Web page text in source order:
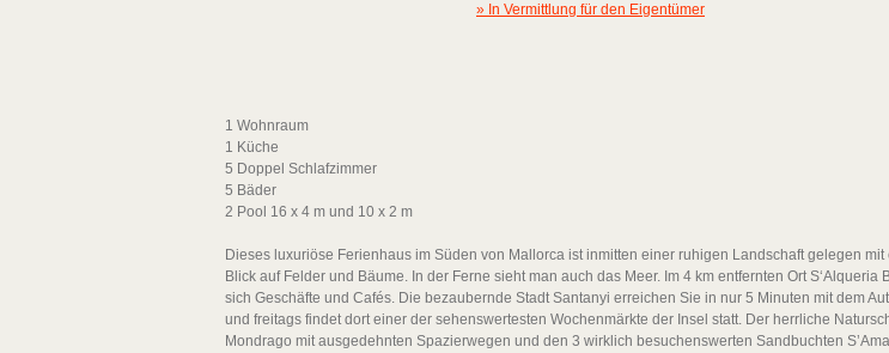
» In Vermittlung für den Eigentümer
1 Wohnraum
1 Küche
5 Doppel Schlafzimmer
5 Bäder
2 Pool 16 x 4 m und 10 x 2 m
Dieses luxuriöse Ferienhaus im Süden von Mallorca ist inmitten einer ruhigen Landschaft gelegen mit
Blick auf Felder und Bäume. In der Ferne sieht man auch das Meer. Im 4 km entfernten Ort S‘Alqueria
sich Geschäfte und Cafés. Die bezaubernde Stadt Santanyi erreichen Sie in nur 5 Minuten mit dem
und freitags findet dort einer der sehenswertesten Wochenmärkte der Insel statt. Der herrliche
Mondrago mit ausgedehnten Spazierwegen und den 3 wirklich besuchenswerten Sandbuchten